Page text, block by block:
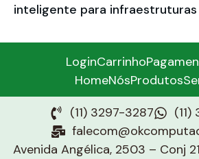
inteligente para
LoginCarrinho
HomeNósProdutos
(11) 3297-3287
Avenida Angélica, 2503 – Conj